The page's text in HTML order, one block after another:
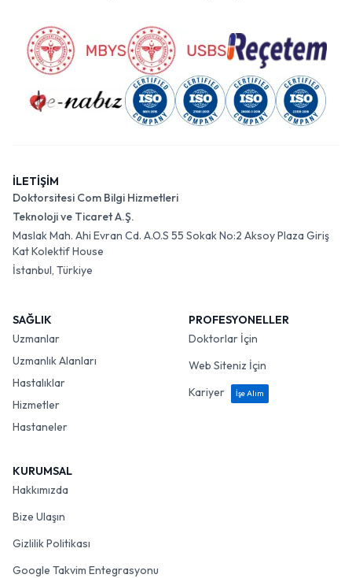
İLETİŞİM
Doktorsitesi Com Bilgi Hizmetleri
Teknoloji ve Ticaret A.Ş.
Maslak Mah. Ahi Evran Cd. A.O.S 55 Sokak No:2 Aksoy Plaza Giriş
Kat Kolektif House
İstanbul, Türkiye
SAĞLIK
Uzmanlar
Uzmanlık Alanları
Hastalıklar
Hizmetler
Hastaneler
PROFESYONELLER
Doktorlar İçin
Web Siteniz İçin
Kariyer
İşe Alım
KURUMSAL
Hakkımızda
Bize Ulaşın
Gizlilik Politikası
Google Takvim Entegrasyonu